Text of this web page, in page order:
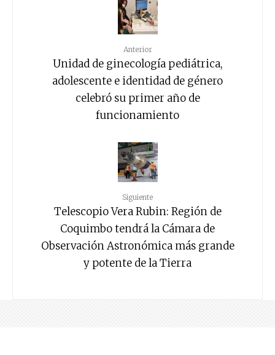
Anterior
Unidad de ginecología pediátrica,
adolescente e identidad de género
celebró su primer año de
funcionamiento
Siguiente
Telescopio Vera Rubin: Región de
Coquimbo tendrá la Cámara de
Observación Astronómica más grande
y potente de la Tierra